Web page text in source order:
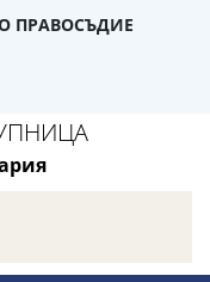
ПРАВОСЪДИЕ